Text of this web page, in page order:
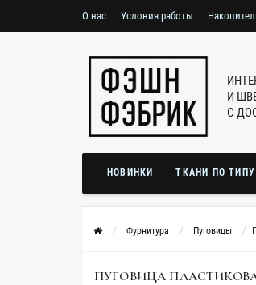
О нас Условия работы
И
С
НОВИНКИ ТКАНИ ПО ТИПУ
Фурнитура Пуговицы
ПУГОВИЦА